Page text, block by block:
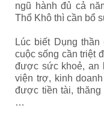
ngũ hành đủ cả
Thổ Khô thì cần bổ
Lúc biết Dụng
cuộc sống cần triệt
được sức khoẻ, an
viện trợ, kinh
được tiền tài,
…